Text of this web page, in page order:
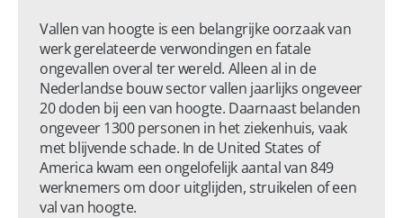
Vallen van hoogte is een belangrijke oorzaak van
werk gerelateerde verwondingen en fatale
ongevallen overal ter wereld. Alleen al in de
Nederlandse bouw sector vallen jaarlijks ongeveer
20 doden bij een van hoogte. Daarnaast belanden
ongeveer 1300 personen in het ziekenhuis, vaak
met blijvende schade. In de United States of
America kwam een ongelofelijk aantal van 849
werknemers om door uitglijden, struikelen of een
val van hoogte.